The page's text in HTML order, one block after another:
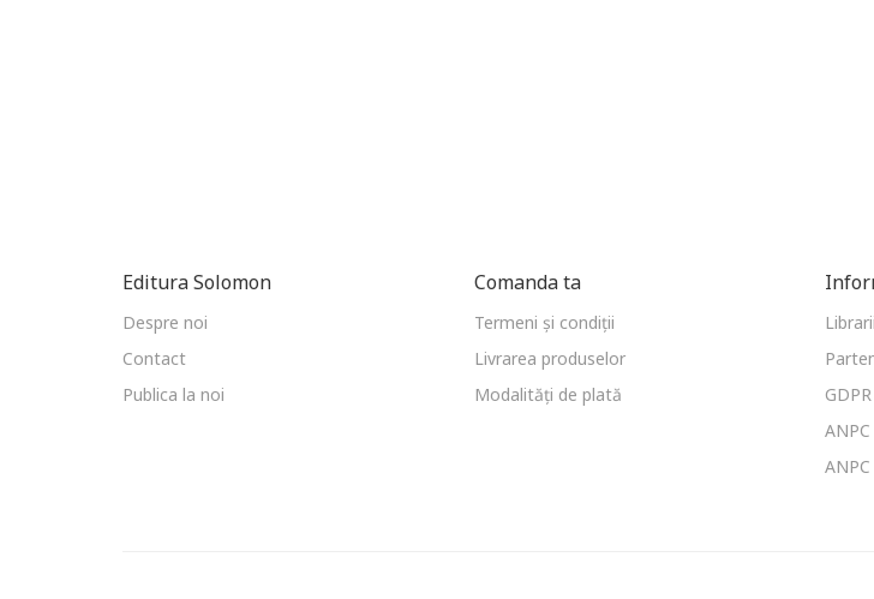
Editura Solomon
Despre noi
Contact
Publica la noi
Comanda ta
Termeni și condiții
Livrarea produselor
Modalități de plată
GDPR
ANPC